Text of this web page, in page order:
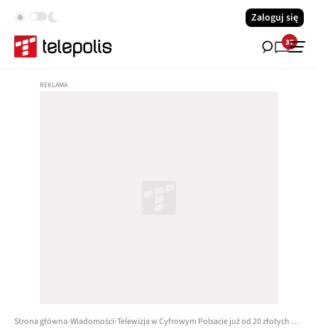
Zaloguj się
37
Strona główna Wiadomości Telewizja w Cyfrowym Polsacie już od 20 złotych miesięcznie